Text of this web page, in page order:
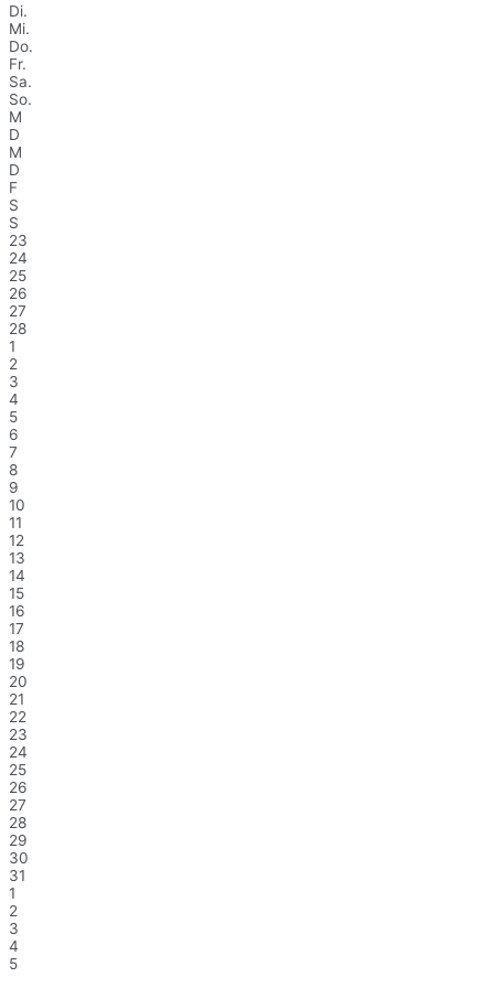
Di.
Mi.
Do.
Fr.
Sa.
So.
M
D
M
D
F
S
S
23
24
25
26
27
28
1
2
3
4
5
6
7
8
9
10
11
12
13
14
15
16
17
18
19
20
21
22
23
24
25
26
27
28
29
30
31
1
2
3
4
5